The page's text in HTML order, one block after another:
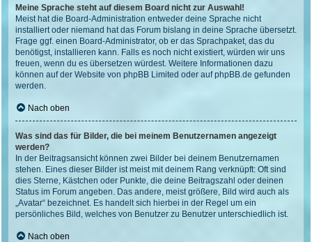
Meine Sprache steht auf diesem Board nicht zur Auswahl!
Meist hat die Board-Administration entweder deine Sprache nicht
installiert oder niemand hat das Forum bislang in deine Sprache übersetzt.
Frage ggf. einen Board-Administrator, ob er das Sprachpaket, das du
benötigst, installieren kann. Falls es noch nicht existiert, würden wir uns
freuen, wenn du es übersetzen würdest. Weitere Informationen dazu
können auf der Website von phpBB Limited oder aufphpBB.de gefunden
werden.
Nach oben
Was sind das für Bilder, die bei meinem Benutzernamen angezeigt
werden?
In der Beitragsansicht können zwei Bilder bei deinem Benutzernamen
stehen. Eines dieser Bilder ist meist mit deinem Rang verknüpft: Oft sind
dies Sterne, Kästchen oder Punkte, die deine Beitragszahl oder deinen
Status im Forum angeben. Das andere, meist größere, Bild wird auch als
„Avatar“ bezeichnet. Es handelt sich hierbei in der Regel um ein
persönliches Bild, welches von Benutzer zu Benutzer unterschiedlich ist.
Nach oben